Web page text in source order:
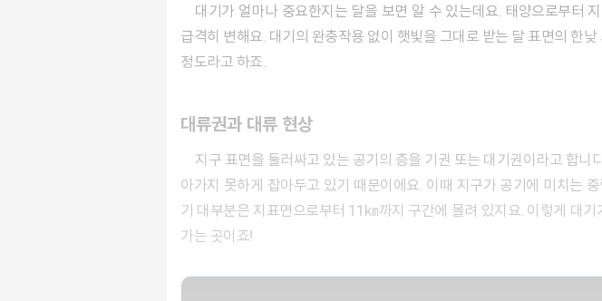
대기가 얼마나 중요한지는 달을 보면 알 수 있는데요. 태양으로부터 지구와 비슷한 거리에 있지만 대기가 없는 달 표면의 온도는 지구와 달리 아주
급격히 변해요. 대기의 완충작용 없이 햇빛을 그대로 받는 달 표면의 한
정도라고 하죠.
대류권과 대류 현상
지구 표면을 둘러싸고 있는 공기의 층을 기권 또는 대기권이라고 합니다. 지구에 기권이 존재하는 건 지구의 강력한 중력이 우주 공간으로 공기가 날
아가지 못하게 잡아두고 있기 때문이에요. 이때 지구가 공기에 미치는
기 대부분은 지표면으로부터 11㎞까지 구간에 몰려 있지요. 이렇게 대
가는 곳이죠!